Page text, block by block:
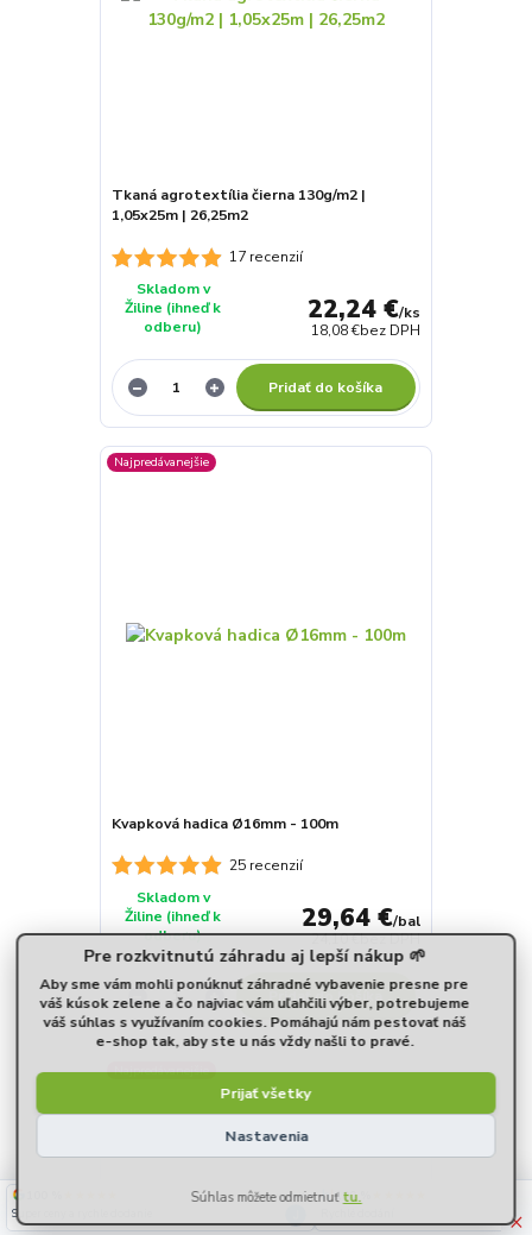
17 recenzií
Tkaná agrotextília čierna 130g/m2 |
1,05x25m | 26,25m2
22,24 €/ks
18,08 €bez DPH
Skladom v
Žiline (ihneď k
odberu)
Pridať do košíka
Najpredávanejšie
25 recenzií
Kvapková hadica Ø16mm - 100m
29,64 €/bal
24,10 €bez DPH
Skladom v
Žiline (ihneď k
odberu)
Pridať do košíka
Najpredávanejšie
Pre rozkvitnutú záhradu aj lepší nákup 🌱
Aby sme vám mohli ponúknuť záhradné vybavenie presne pre
váš kúsok zelene a čo najviac vám uľahčili výber, potrebujeme
váš súhlas s využívaním cookies. Pomáhajú nám pestovať náš
e-shop tak, aby ste u nás vždy našli to pravé.
Nastavenia
Prijať všetky
×
4. augusta
Super ceny a rychle dodanie
100 %